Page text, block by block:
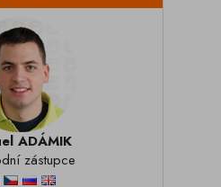
ADÁMIK
zástupce